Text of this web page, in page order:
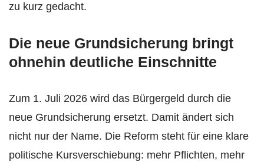
zu kurz gedacht.
Die neue Grundsicherung bringt
ohnehin deutliche Einschnitte
Zum 1. Juli 2026 wird das Bürgergeld durch die
neue Grundsicherung ersetzt. Damit ändert sich
nicht nur der Name. Die Reform steht für eine klare
politische Kursverschiebung: mehr Pflichten, mehr